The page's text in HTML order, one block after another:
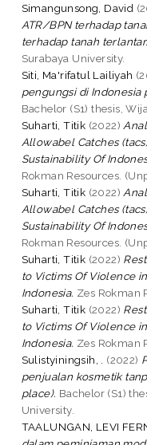
Simangunsong, David
ATR/BPN terhadap
terhadap tanah terlantar.
Surabaya University.
Siti, Ma'rifatul Lailiyah
pengungsi di Indonesia
Bachelor (S1) thesis,
Suharti, Titik (2022)
Allowabel Catches
Sustainability Of
Rokman Resources.
Suharti, Titik (2022)
Allowabel Catches
Sustainability Of
Rokman Resources.
Suharti, Titik (2022)
to Victims Of Violence
Indonesia. Zes Rokman
Suharti, Titik (2022)
to Victims Of Violence
Indonesia. Zes Rokman
Sulistyiningsih, .
(2022)
penjualan kosmetik
place). Bachelor (S1)
University.
TAALUNGAN, LEVI